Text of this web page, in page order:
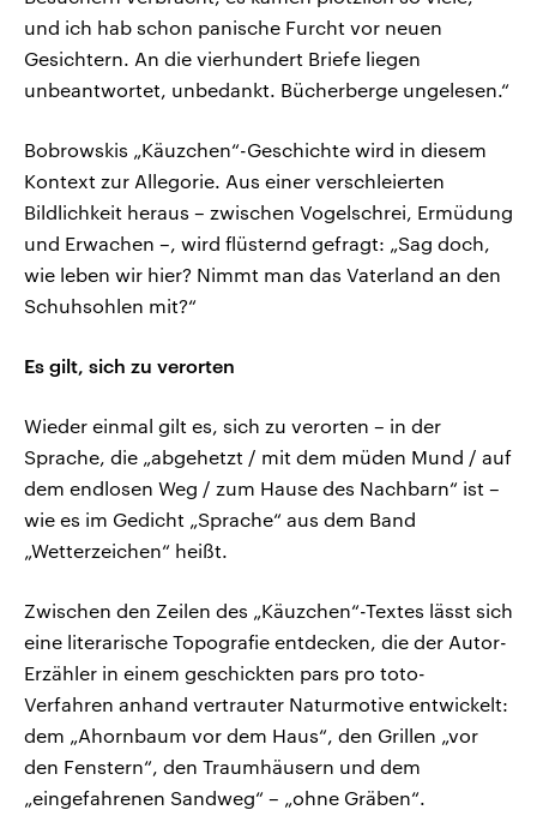
und ich hab schon panische Furcht vor neuen
Gesichtern. An die vierhundert Briefe liegen
unbeantwortet, unbedankt. Bücherberge ungelesen.“
Bobrowskis „Käuzchen“-Geschichte wird in diesem
Kontext zur Allegorie. Aus einer verschleierten
Bildlichkeit heraus – zwischen Vogelschrei, Ermüdung
und Erwachen –, wird flüsternd gefragt: „Sag doch,
wie leben wir hier? Nimmt man das Vaterland an den
Schuhsohlen mit?“
Es gilt, sich zu verorten
Wieder einmal gilt es, sich zu verorten – in der
Sprache, die „abgehetzt / mit dem müden Mund / auf
dem endlosen Weg / zum Hause des Nachbarn“ ist –
wie es im Gedicht „Sprache“ aus dem Band
„Wetterzeichen“ heißt.
Zwischen den Zeilen des „Käuzchen“-Textes lässt sich
eine literarische Topografie entdecken, die der Autor-
Erzähler in einem geschickten pars pro toto-
Verfahren anhand vertrauter Naturmotive entwickelt:
dem „Ahornbaum vor dem Haus“, den Grillen „vor
den Fenstern“, den Traumhäusern und dem
„eingefahrenen Sandweg“ – „ohne Gräben“.